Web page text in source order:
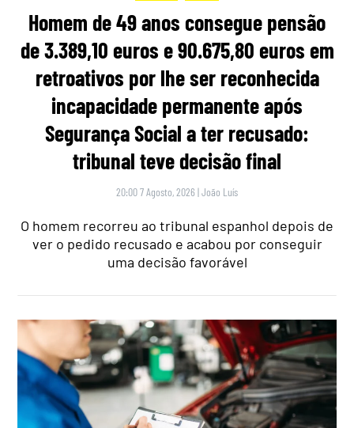
Homem de 49 anos consegue pensão
de 3.389,10 euros e 90.675,80 euros em
retroativos por lhe ser reconhecida
incapacidade permanente após
Segurança Social a ter recusado:
tribunal teve decisão final
20:00 7 Agosto, 2026 |João Luís
O homem recorreu ao tribunal espanhol depois de
ver o pedido recusado e acabou por conseguir
uma decisão favorável